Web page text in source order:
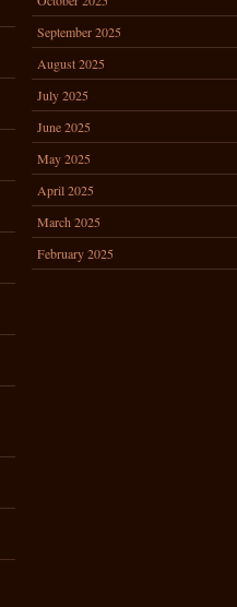
September 2025
August 2025
July 2025
June 2025
May 2025
April 2025
March 2025
February 2025